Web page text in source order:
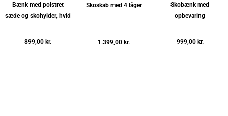
Bænk med polstret
sæde og skohylder, hvid
899,00 kr.
Skoskab med 4 låger
1.399,00 kr.
Skobænk med
opbevaring
999,00 kr.